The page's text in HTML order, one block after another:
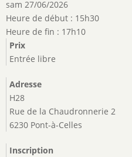
sam 27/06/2026
Heure de début : 15h30
Heure de fin : 17h10
Prix
Entrée libre
Adresse
H28
Rue de la Chaudronnerie 2
6230 Pont-à-Celles
Inscription